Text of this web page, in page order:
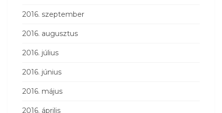
2016. szeptember
2016. augusztus
2016. július
2016. június
2016. május
2016. április